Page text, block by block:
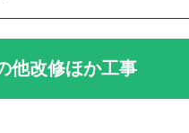
他改修ほか工事